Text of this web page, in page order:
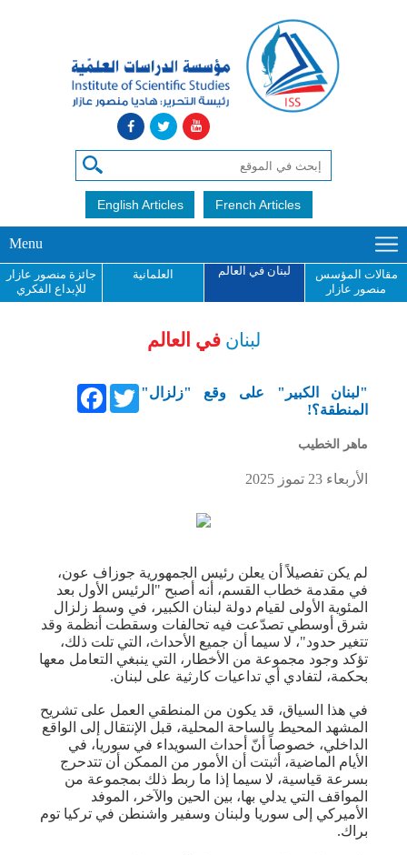
English Articles French Articles
Menu
مقالات المؤسس
منصور عازار
لبنان في العالم العلمانية
جائزة منصور عازار
للإبداع الفكري
لبنان في العالم
FacebookTwitter "لبنان الكبير" على وقع "زلزال"
المنطقة؟!
ماهر الخطيب
الأربعاء 23 تموز 2025
لم يكن تفصيلاً أن يعلن رئيس الجمهورية ​جوزاف عون​،
في مقدمة خطاب القسم، أنه أصبح "الرئيس الأول بعد
المئوية الأولى لقيام دولة ​لبنان​ الكبير، في وسط زلزال
شرق أوسطي تصدّعت فيه تحالفات وسقطت أنظمة وقد
تتغير حدود"، لا سيما أن جميع الأحداث، التي تلت ذلك،
تؤكد وجود مجموعة من الأخطار، التي ينبغي التعامل معها
بحكمة، لتفادي أي تداعيات كارثية على لبنان.
في هذا السياق، قد يكون من المنطقي العمل على تشريح
المشهد المحيط بالساحة المحلية، قبل الإنتقال إلى الواقع
الداخلي، خصوصاً أنّ ​أحداث السويداء​ في سوريا، في
الأيام الماضية، أثبتت أن الأمور من الممكن أن تتدحرج
بسرعة قياسية، لا سيما إذا ما ربط ذلك بمجموعة من
المواقف التي يدلي بها، بين الحين والآخر، الموفد
الأميركي إلى سوريا ولبنان وسفير واشنطن في تركيا توم
براك.